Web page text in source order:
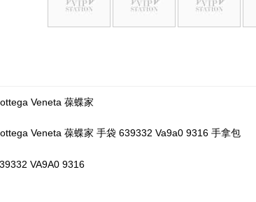
Veneta 葆蝶家
Veneta 葆蝶家 手袋 639332 Va9a0 9316 手拿包
VA9A0 9316